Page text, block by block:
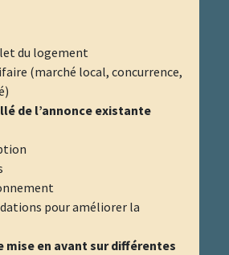
du logement
(marché local, concurrence,
de l’annonce existante
pour améliorer la
mise en avant sur différentes